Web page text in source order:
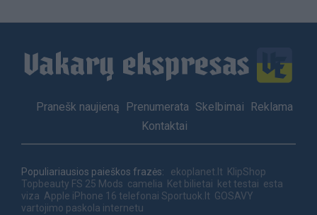
Footer
Pranešk naujieną Prenumerata Skelbimai
Reklama
Kontaktai
Populiariausios paieškos frazės: ekoplanet.lt KlipShop
Topbeauty FS 25 Mods camelia Ket bilietai ket testai esta
viza Apple iPhone 16 telefonai Sportuok.lt GOSAVY
vartojimo paskola internetu